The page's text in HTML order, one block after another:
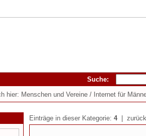
Suche:
hier: Menschen und Vereine / Internet für
Einträge in dieser Kategorie: 4|